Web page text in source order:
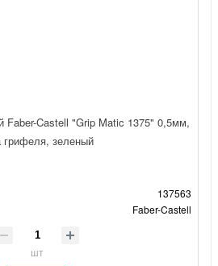
Faber-Castell "Grip Matic 1375" 0,5мм,
грифеля, зеленый
137563
Faber-Castell
шт